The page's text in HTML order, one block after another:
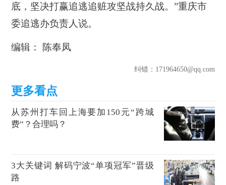
底，坚决打赢追逃追赃攻坚战持久战。”重庆市
委追逃办负责人说。
编辑： 陈奉凤
纠错：171964650@qq.com
从苏州打车回上海要加150元“跨城
费”？合理吗？
3大关键词 解码宁波“单项冠军”晋级
路